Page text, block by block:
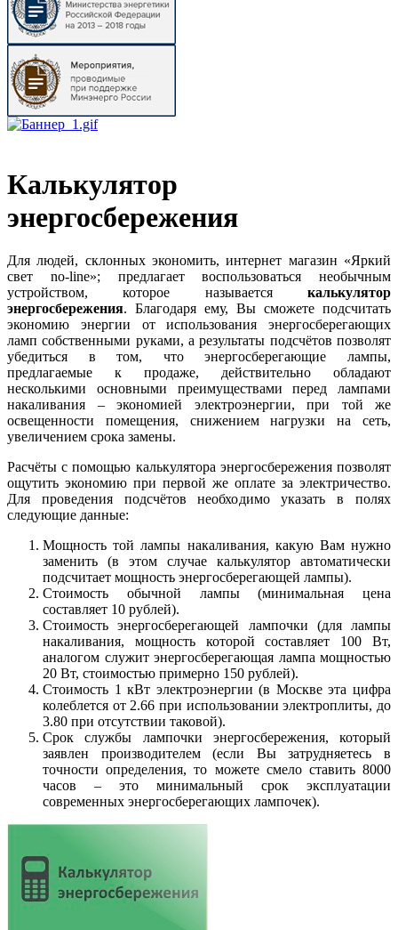
Калькулятор
энергосбережения
Для людей, склонных экономить, интернет магазин «Яркий
свет no-line»; предлагает воспользоваться необычным
устройством, которое называется калькулятор
энергосбережения. Благодаря ему, Вы сможете подсчитать
экономию энергии от использования энергосберегающих
ламп собственными руками, а результаты подсчётов позволят
убедиться в том, что энергосберегающие лампы,
предлагаемые к продаже, действительно обладают
несколькими основными преимуществами перед лампами
накаливания – экономией электроэнергии, при той же
освещенности помещения, снижением нагрузки на сеть,
увеличением срока замены.
Расчёты с помощью калькулятора энергосбережения позволят
ощутить экономию при первой же оплате за электричество.
Для проведения подсчётов необходимо указать в полях
следующие данные:
Мощность той лампы накаливания, какую Вам нужно
заменить (в этом случае калькулятор автоматически
подсчитает мощность энергосберегающей лампы).
Стоимость обычной лампы (минимальная цена
составляет 10 рублей).
Стоимость энергосберегающей лампочки (для лампы
накаливания, мощность которой составляет 100 Вт,
аналогом служит энергосберегающая лампа мощностью
20 Вт, стоимостью примерно 150 рублей).
Стоимость 1 кВт электроэнергии (в Москве эта цифра
колеблется от 2.66 при использовании электроплиты, до
3.80 при отсутствии таковой).
Срок службы лампочки энергосбережения, который
заявлен производителем (если Вы затрудняетесь в
точности определения, то можете смело ставить 8000
часов – это минимальный срок эксплуатации
современных энергосберегающих лампочек).